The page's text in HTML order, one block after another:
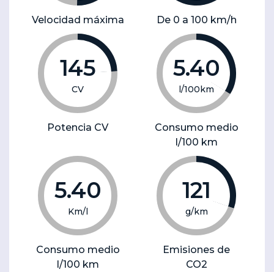
Velocidad máxima De 0 a 100 km/h
145
CV
Potencia CV
5.40
l/100km
Consumo medio
l/100 km
5.40
Km/l
Consumo medio
l/100 km
121
g/km
Emisiones de
CO2